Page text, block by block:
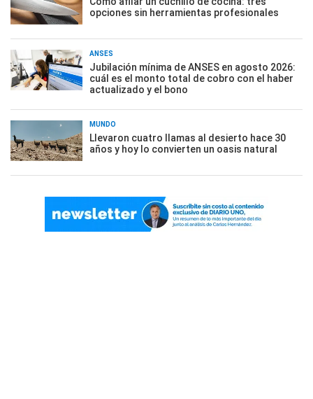
opciones sin herramientas profesionales
ANSES
Jubilación mínima de ANSES en agosto 2026:
cuál es el monto total de cobro con el haber
actualizado y el bono
MUNDO
Llevaron cuatro llamas al desierto hace 30
años y hoy lo convierten un oasis natural